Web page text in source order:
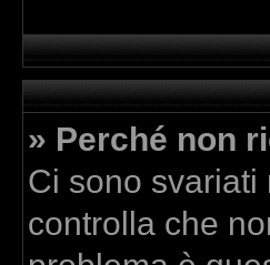
» Perché non
Ci sono
controlla che